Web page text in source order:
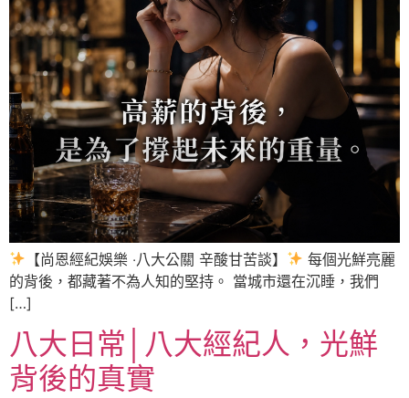
【尚恩經紀娛樂 ‧八大公關 辛酸甘苦談】
每個光鮮亮麗
的背後，都藏著不為人知的堅持。 當城市還在沉睡，我們
[…]
八大日常│八大經紀人，光鮮
背後的真實